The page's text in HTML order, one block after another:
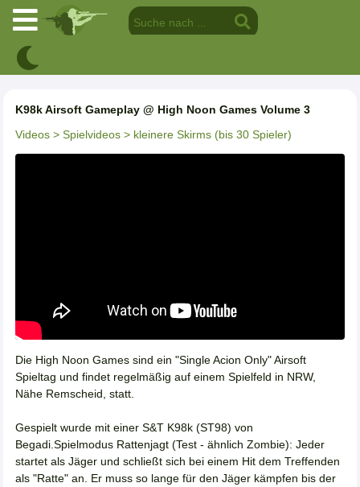
K98k Airsoft Gameplay @ High Noon Games Volume 3
Videos > Spielvideos > kleinere Skirms (bis 30 Spieler)
Die High Noon Games sind ein "Single Acion Only" Airsoft
Spieltag und findet regelmäßig auf einem Spielfeld in NRW,
Nähe Remscheid, statt.
Gespielt wurde mit einer S&T K98k (ST98) von
Begadi.Spielmodus Rattenjagt (Test - ähnlich Zombie): Jeder
startet als Jäger und schließt sich bei einem Hit dem Treffenden
als "Ratte" an. Er muss so lange für den Jäger kämpfen bis der